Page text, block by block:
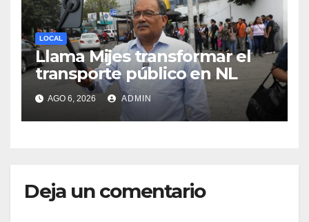
LOCAL
Llama Mijes transformar el
transporte público en NL
AGO 6, 2026 ADMIN
Deja un comentario